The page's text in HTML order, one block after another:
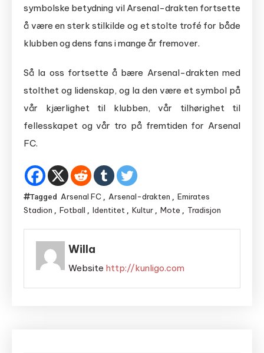
symbolske betydning vil Arsenal-drakten fortsette
å være en sterk stilkilde og et stolte trofé for både
klubben og dens fans i mange år fremover.
Så la oss fortsette å bære Arsenal-drakten med
stolthet og lidenskap, og la den være et symbol på
vår kjærlighet til klubben, vår tilhørighet til
fellesskapet og vår tro på fremtiden for Arsenal
FC.
Tagged Arsenal FC , Arsenal-drakten , Emirates
Stadion , Fotball , Identitet , Kultur , Mote , Tradisjon
Willa
Website http://kunligo.com